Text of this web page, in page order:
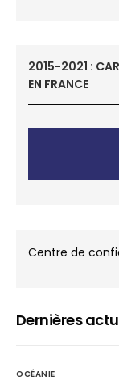
2015-2021 :
EN FRANCE
Centre de
Dernières
OCÉANIE